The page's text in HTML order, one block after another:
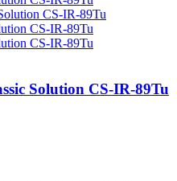
Solution CS-IR-89Tu